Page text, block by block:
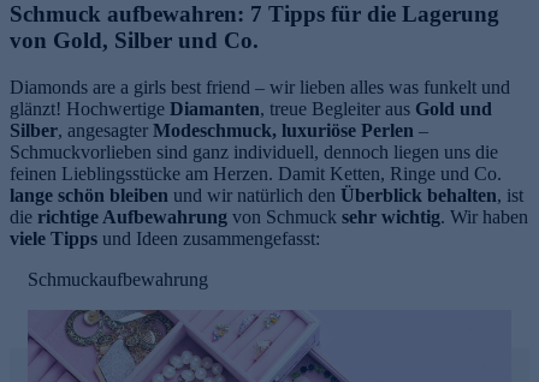
Schmuck aufbewahren: 7 Tipps für die Lagerung
von Gold, Silber und Co.
Diamonds are a girls best friend – wir lieben alles was funkelt und
glänzt! Hochwertige Diamanten, treue Begleiter aus Gold und
Silber, angesagter Modeschmuck, luxuriöse Perlen –
Schmuckvorlieben sind ganz individuell, dennoch liegen uns die
feinen Lieblingsstücke am Herzen. Damit Ketten, Ringe und Co.
lange schön bleiben und wir natürlich den Überblick behalten, ist
die richtige Aufbewahrung von Schmuck sehr wichtig. Wir haben
viele Tipps und Ideen zusammengefasst:
Schmuckaufbewahrung